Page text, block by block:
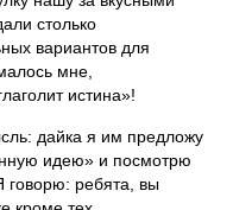
столько
вариантов для
мне,
истина»!
дайка я им предложу
идею» и посмотрю
говорю: ребята, вы